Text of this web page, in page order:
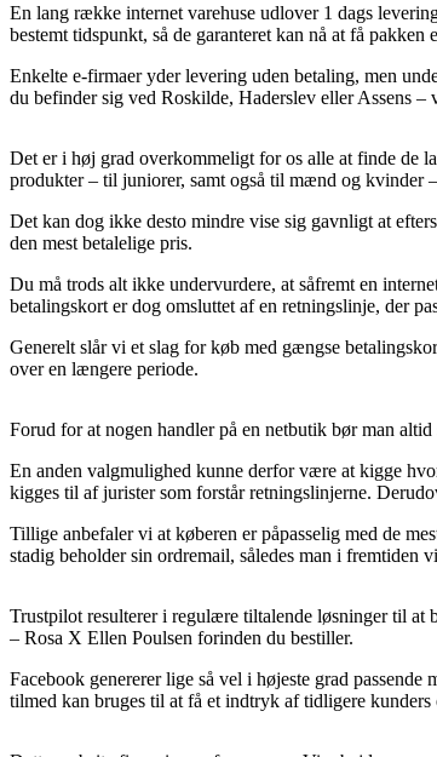
En lang række internet varehuse udlover 1 dags
bestemt tidspunkt, så de garanteret kan nå at få
Enkelte e-firmaer yder levering uden betaling, men
du befinder sig ved Roskilde, Haderslev eller Assens
Det er i høj grad overkommeligt for os alle at finde de
produkter – til juniorer, samt også til mænd og kvinder
Det kan dog ikke desto mindre vise sig gavnligt at
den mest betalelige pris.
Du må trods alt ikke undervurdere, at såfremt en
betalingskort er dog omsluttet af en retningslinje, der
Generelt slår vi et slag for køb med gængse
over en længere periode.
Forud for at nogen handler på en netbutik bør man
En anden valgmulighed kunne derfor være at kigge
kigges til af jurister som forstår retningslinjerne.
Tillige anbefaler vi at køberen er påpasselig med de
stadig beholder sin ordremail, således man i fremtiden
Trustpilot resulterer i regulære tiltalende løsninger til at
– Rosa X Ellen Poulsen forinden du bestiller.
Facebook genererer lige så vel i højeste grad
tilmed kan bruges til at få et indtryk af tidligere kunders